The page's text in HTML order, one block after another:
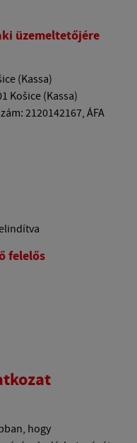
üzemeltetőjére
(Kassa)
Košice (Kassa)
2120142167, ÁFA
felelős
hogy